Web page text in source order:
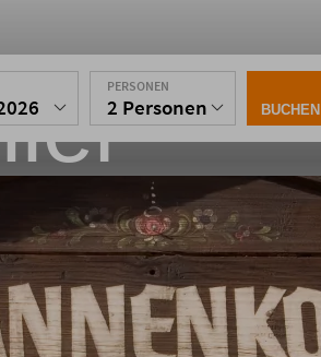
PERSONEN
2 Personen BUCHEN
im